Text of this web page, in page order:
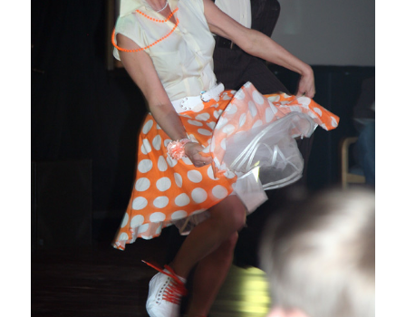
Juha Kursu ja Else Arolaakso